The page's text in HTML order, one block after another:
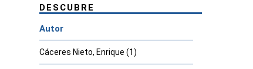
DESCUBRE
Autor
Cáceres Nieto, Enrique (1)